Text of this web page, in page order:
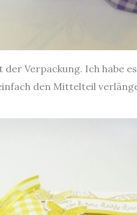
Verpackung. Ich habe
den Mittelteil